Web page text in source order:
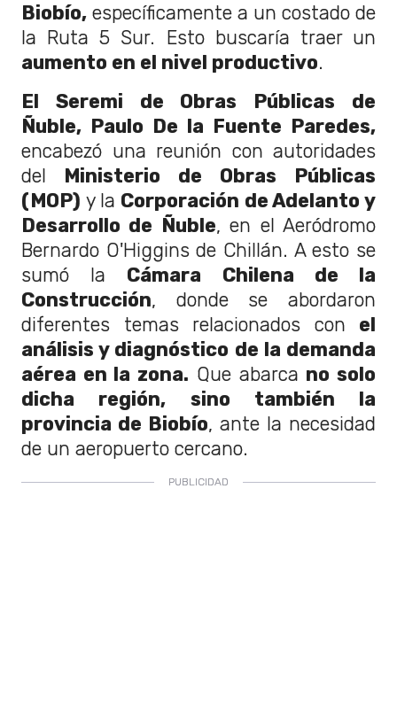
Biobío, específicamente a un costado de
la Ruta 5 Sur. Esto buscaría traer un
aumento en el nivel productivo.
El Seremi de Obras Públicas de
Ñuble, Paulo De la Fuente Paredes,
encabezó una reunión con autoridades
del Ministerio de Obras Públicas
(MOP) y la Corporación de Adelanto y
Desarrollo de Ñuble, en el Aeródromo
Bernardo O'Higgins de Chillán. A esto se
sumó la Cámara Chilena de la
Construcción, donde se abordaron
diferentes temas relacionados con el
análisis y diagnóstico de la demanda
aérea en la zona. Que abarca no solo
dicha región, sino también la
provincia de Biobío, ante la necesidad
de un aeropuerto cercano.